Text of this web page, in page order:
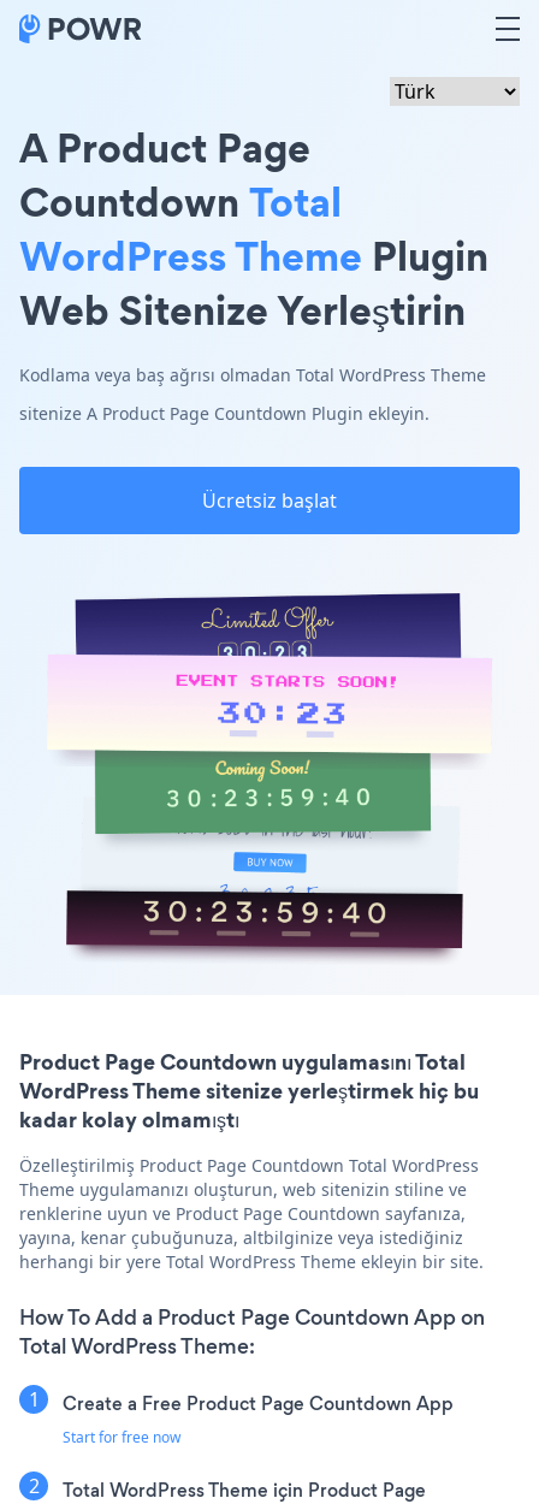
A Product Page
CountdownTotal
WordPress Theme Plugin
Web Sitenize Yerleştirin
Kodlama veya baş ağrısı olmadan Total WordPress Theme
sitenize A Product Page Countdown Plugin ekleyin.
Ücretsiz başlat
Product Page Countdown uygulamasını Total
WordPress Theme sitenize yerleştirmek hiç bu
kadar kolay olmamıştı
Özelleştirilmiş Product Page Countdown Total WordPress
Theme uygulamanızı oluşturun, web sitenizin stiline ve
renklerine uyun ve Product Page Countdown sayfanıza,
yayına, kenar çubuğunuza, altbilginize veya istediğiniz
herhangi bir yere Total WordPress Theme ekleyin bir site.
How To Add a Product Page Countdown App on
Total WordPress Theme:
Create a Free Product Page Countdown App
Start for free now
Total WordPress Theme için Product Page